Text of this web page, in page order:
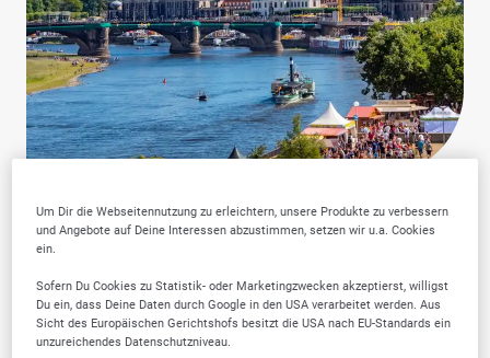
Warum SELLWERK
Trusted Firmen wählen?
Um Dir die Webseitennutzung zu erleichtern, unsere Produkte zu verbessern
und Angebote auf Deine Interessen abzustimmen, setzen wir u.a. Cookies
ein.
Sofern Du Cookies zu Statistik- oder Marketingzwecken akzeptierst, willigst
Du ein, dass Deine Daten durch Google in den USA verarbeitet werden. Aus
Sicht des Europäischen Gerichtshofs besitzt die USA nach EU-Standards ein
unzureichendes Datenschutzniveau.